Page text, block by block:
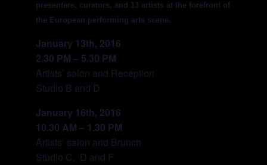
presenters, curators, and 13 artists at the forefront of
the European performing arts scene.
January 13th, 2016
2.30 PM – 5.30 PM
Artists’ salon and Reception
Studio B and D
January 16th, 2016
10.30 AM – 1.30 PM
Artists’ salon and Brunch
Studio C, D and F